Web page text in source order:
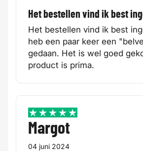
Het bestellen vind ik best
Het bestellen vind ik best
heb een paar keer een
gedaan. Het is wel goed
product is prima.
5 / 5
Margot
04 juni 2024